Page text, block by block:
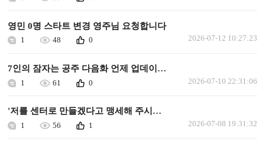
영민 0명 스타트 변경 영주님 요청합니다
1 48 0 2026-07-12 10:27:23
7인의 잠자는 공주 다음화 언제 업데이트되나요.
1 61 0 2026-07-10 22:31:06
'저를 센터로 만들겠다고 맹세해 주시겠어요?' 다음화 업데이트 해주세요.
1 56 1 2026-07-08 19:31:32